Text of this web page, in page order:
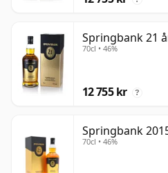
Springbank 21
70cl • 46%
12 755 kr ?
Springbank
70cl • 46%